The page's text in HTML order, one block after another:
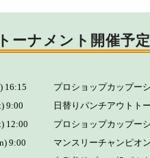
ーナメント開催予定